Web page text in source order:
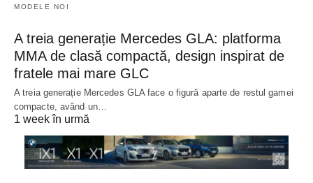
MODELE NOI
A treia generație Mercedes GLA: platforma
MMA de clasă compactă, design inspirat de
fratele mai mare GLC
A treia generație Mercedes GLA face o figură aparte de restul gamei
compacte, având un…
1 week în urmă